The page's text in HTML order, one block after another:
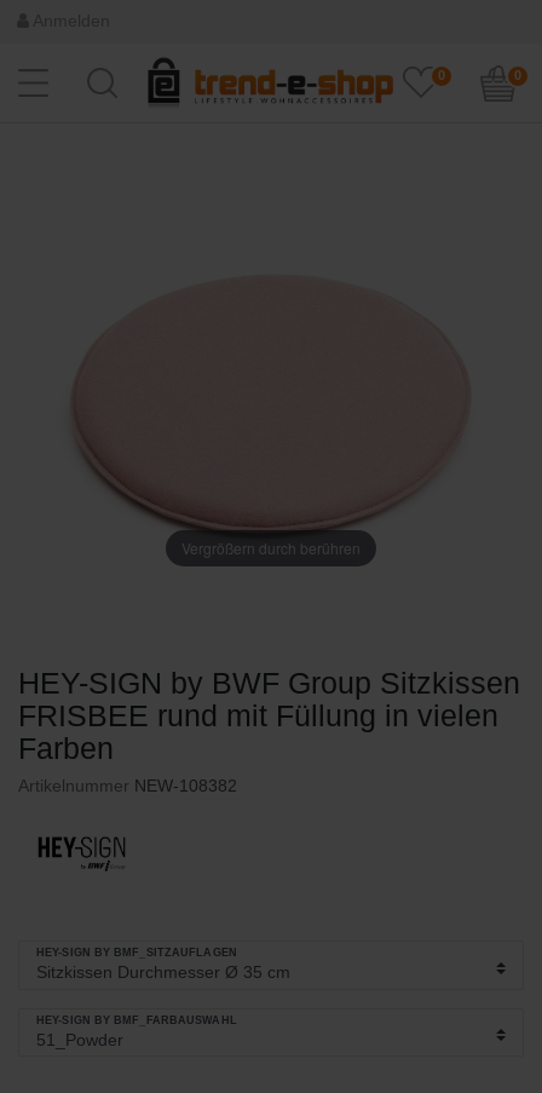
0 0
Vergrößern durch berühren
HEY-SIGN by BWF Group Sitzkissen
FRISBEE rund mit Füllung in vielen
Farben
Artikelnummer NEW-108382
HEY-SIGN BY BMF_SITZAUFLAGEN
HEY-SIGN BY BMF_FARBAUSWAHL